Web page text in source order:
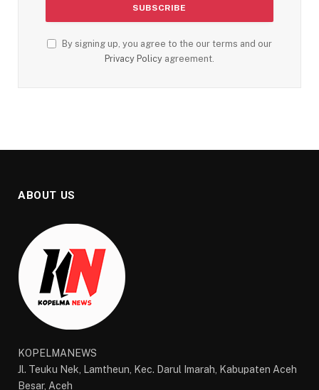
By signing up, you agree to the our terms and our
Privacy Policy agreement.
ABOUT US
KOPELMANEWS
Jl. Teuku Nek, Lamtheun, Kec. Darul Imarah, Kabupaten Aceh
Besar, Aceh